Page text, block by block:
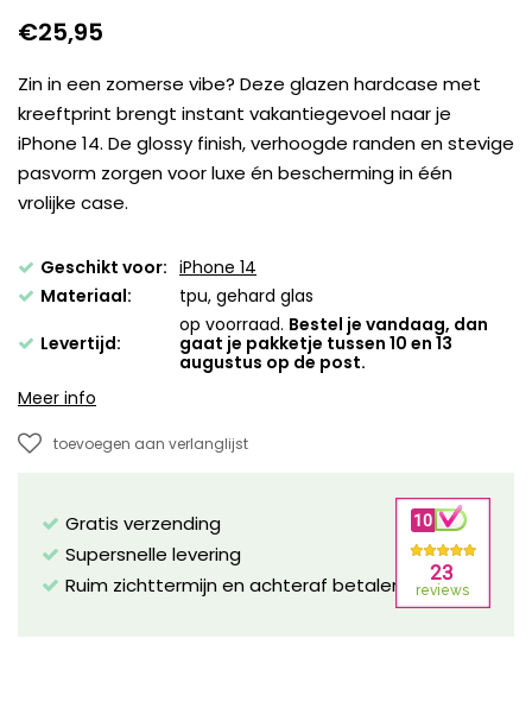
€25,95
Zin in een zomerse vibe? Deze glazen hardcase met
kreeftprint brengt instant vakantiegevoel naar je
iPhone 14. De glossy finish, verhoogde randen en stevige
pasvorm zorgen voor luxe én bescherming in één
vrolijke case.
Geschikt voor: iPhone 14
Materiaal:
tpu, gehard glas
Levertijd:
op voorraad. Bestel je vandaag, dan
gaat je pakketje tussen 10 en 13
augustus op de post.
Meer info
toevoegen aan verlanglijst
Gratis verzending
Supersnelle levering
Ruim zichttermijn en achteraf betalen mogelijk!